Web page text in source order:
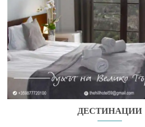
ДЕСТИНАЦИИ